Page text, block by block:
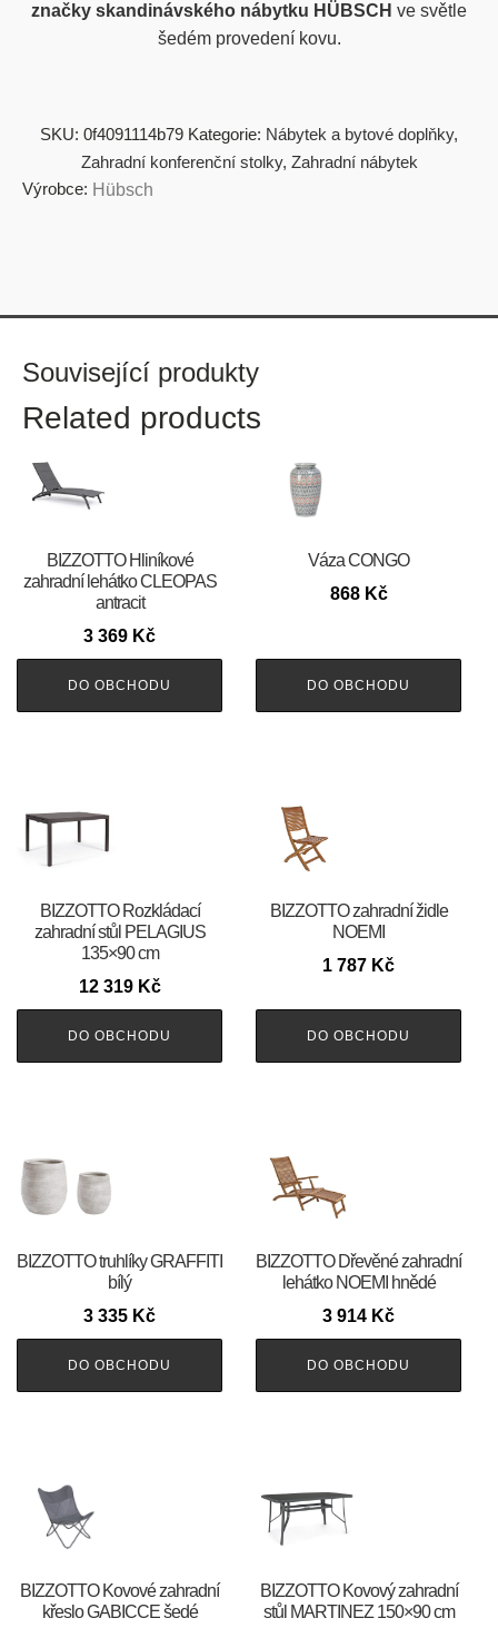
značky skandinávského nábytku HÜBSCH ve světle
šedém provedení kovu.
SKU: 0f4091114b79 Kategorie: Nábytek a bytové doplňky,
Zahradní konferenční stolky, Zahradní nábytek
Výrobce: Hübsch
Související produkty
Related products
BIZZOTTO Hliníkové
zahradní lehátko CLEOPAS
antracit
3 369 Kč
DO OBCHODU
Váza CONGO
868 Kč
DO OBCHODU
BIZZOTTO Rozkládací
zahradní stůl PELAGIUS
135×90 cm
12 319 Kč
DO OBCHODU
BIZZOTTO zahradní židle
NOEMI
1 787 Kč
DO OBCHODU
BIZZOTTO truhlíky GRAFFITI
bílý
3 335 Kč
DO OBCHODU
BIZZOTTO Dřevěné zahradní
lehátko NOEMI hnědé
3 914 Kč
DO OBCHODU
BIZZOTTO Kovové zahradní
křeslo GABICCE šedé
BIZZOTTO Kovový zahradní
stůl MARTINEZ 150×90 cm